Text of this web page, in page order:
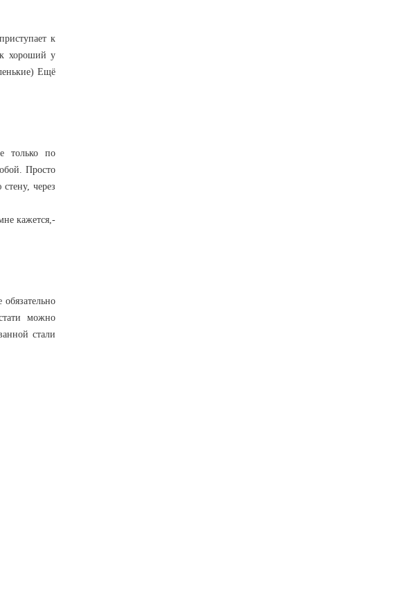
к
хороший у
Ещё
только по
Просто
через
кажется,-
можно
стали